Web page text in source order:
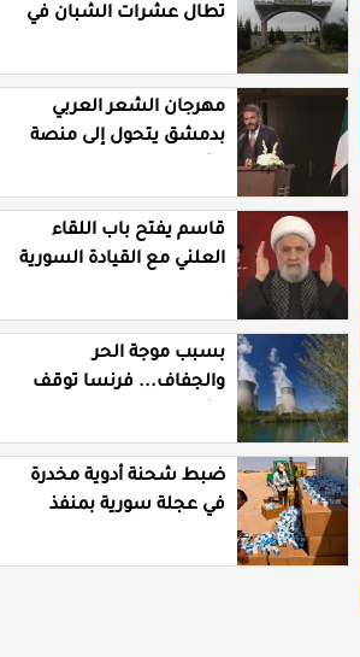
تطال عشرات الشبان في
الشرقي
مهرجان الشعر العربي
بدمشق يتحول إلى منصة
السوريات والعربيات
قاسم يفتح باب اللقاء
العلني مع القيادة السورية
بـ"خدمة إسرائيل"
بسبب موجة الحر
والجفاف... فرنسا توقف
ضبط شحنة أدوية مخدرة
في عجلة سورية بمنفذ